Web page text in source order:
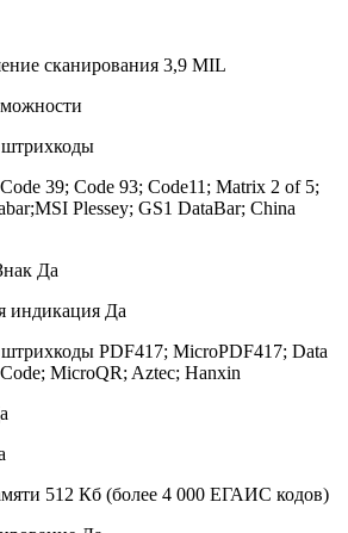
сканирования 3,9 MIL
39; Code 93; Code11; Matrix 2 of 5;
Plessey; GS1 DataBar; China
Да
индикация Да
PDF417; MicroPDF417; Data
MicroQR; Aztec; Hanxin
512 Кб (более 4 000 ЕГАИС кодов)